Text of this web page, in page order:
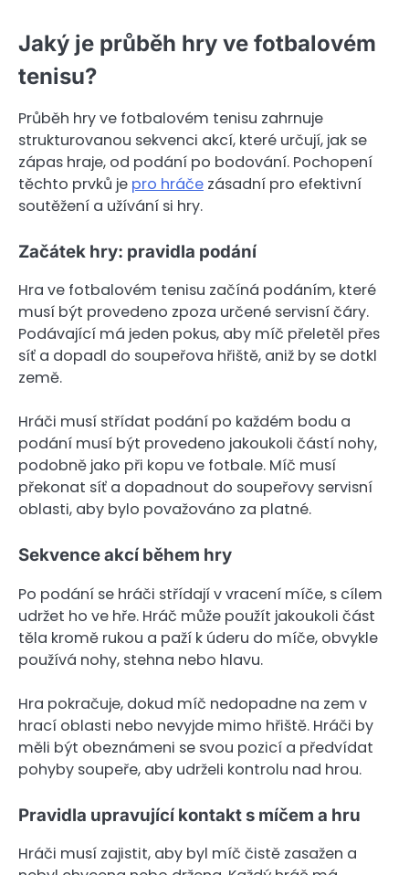
Jaký je průběh hry ve fotbalovém
tenisu?
Průběh hry ve fotbalovém tenisu zahrnuje
strukturovanou sekvenci akcí, které určují, jak se
zápas hraje, od podání po bodování. Pochopení
těchto prvků je pro hráče zásadní pro efektivní
soutěžení a užívání si hry.
Začátek hry: pravidla podání
Hra ve fotbalovém tenisu začíná podáním, které
musí být provedeno zpoza určené servisní čáry.
Podávající má jeden pokus, aby míč přeletěl přes
síť a dopadl do soupeřova hřiště, aniž by se dotkl
země.
Hráči musí střídat podání po každém bodu a
podání musí být provedeno jakoukoli částí nohy,
podobně jako při kopu ve fotbale. Míč musí
překonat síť a dopadnout do soupeřovy servisní
oblasti, aby bylo považováno za platné.
Sekvence akcí během hry
Po podání se hráči střídají v vracení míče, s cílem
udržet ho ve hře. Hráč může použít jakoukoli část
těla kromě rukou a paží k úderu do míče, obvykle
používá nohy, stehna nebo hlavu.
Hra pokračuje, dokud míč nedopadne na zem v
hrací oblasti nebo nevyjde mimo hřiště. Hráči by
měli být obeznámeni se svou pozicí a předvídat
pohyby soupeře, aby udrželi kontrolu nad hrou.
Pravidla upravující kontakt s míčem a hru
Hráči musí zajistit, aby byl míč čistě zasažen a